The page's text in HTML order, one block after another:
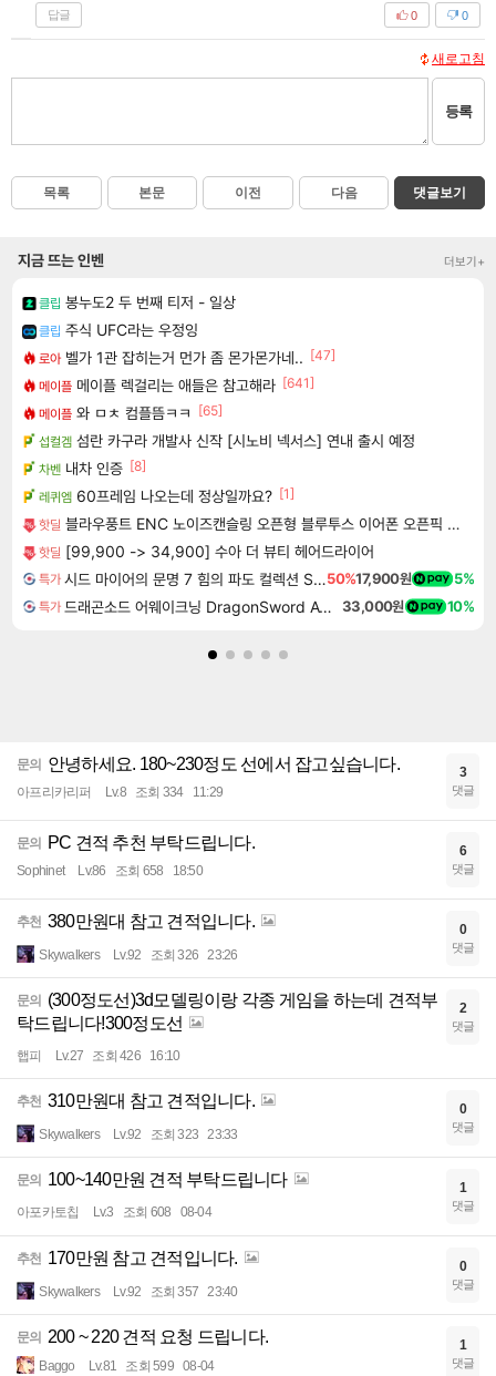
답글 0
0
새로고침
등록
목록 본문 이전 다음 댓글보기
지금 뜨는 인벤 더보기+
클립 봉누도2 두 번째 티저 - 일상
클립 주식 UFC라는 우정잉
로아 벨가 1관 잡히는거 먼가 좀 몬가몬가네.. [47]
메이플 메이플 렉걸리는 애들은 참고해라 [641]
메이플 와 ㅁㅊ 컴플뜸ㅋㅋ
[65]
섭컬겜 섬란 카구라 개발사 신작 [시노비 넥서스] 연내 출시 예정
차벤 내차 인증 [8]
레퀴엠 60프레임 나오는데 정상일까요? [1]
핫딜 블라우풍트 ENC 노이즈캔슬링 오픈형 블루투스 이어폰 오픈픽 BLP-OE383
핫딜 [99,900 -> 34,900] 수아 더 뷰티 헤어드라이어
특가 시드 마이어의 문명 7 힘의 파도 컬렉션 Sid Meier's Civilization VII Tides of Power Collection DLC50%17,900원 5%
특가 드래곤소드 어웨이크닝 DragonSword Awakening 33,000원 10%
문의 안녕하세요. 180~230정도 선에서 잡고싶습니다.
아프리카리퍼 Lv.8 조회 334 11:29
3
댓글
문의 PC 견적 추천 부탁드립니다.
Sophinet Lv.86 조회 658 18:50
6
댓글
추천 380만원대 참고 견적입니다.
Skywalkers Lv.92 조회 326 23:26
0
댓글
문의
(300정도선)3d모델링이랑 각종 게임을 하는데 견적부
탁드립니다!300정도선
햅피 Lv.27 조회 426 16:10
2
댓글
추천 310만원대 참고 견적입니다.
Skywalkers Lv.92 조회 323 23:33
0
댓글
문의 100~140만원 견적 부탁드립니다
아포카토칩 Lv.3 조회 608 08-04
1
댓글
추천 170만원 참고 견적입니다.
Skywalkers Lv.92 조회 357 23:40
0
댓글
문의 200 ~ 220 견적 요청 드립니다.
Baggo Lv.81 조회 599 08-04
1
댓글